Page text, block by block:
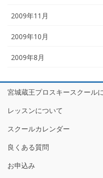
2009年11月
2009年10月
2009年8月
宮城蔵王プロスキースクール
レッスンについて
スクールカレンダー
良くある質問
お申込み